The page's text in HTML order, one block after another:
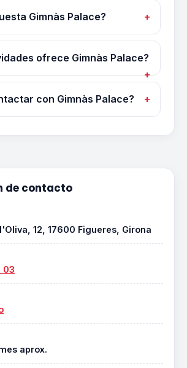
Gimnàs Palace?
ofrece Gimnàs Palace?
con Gimnàs Palace?
de contacto
12, 17600 Figueres, Girona
03
aprox.